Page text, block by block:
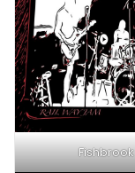
Fishbrook